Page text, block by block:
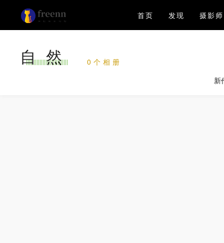
首页 发现 摄影师
自然
0个相册
新